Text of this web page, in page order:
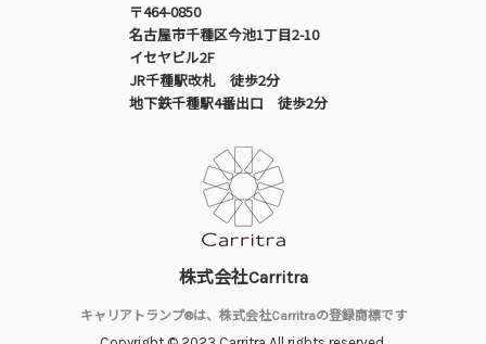
〒464-0850
名古屋市千種区今池1丁目2-10
イセヤビル2F
JR千種駅改札 徒歩2分
地下鉄千種駅4番出口 徒歩2分
株式会社Carritra
キャリアトランプ®は、株式会社Carritraの登録商標です